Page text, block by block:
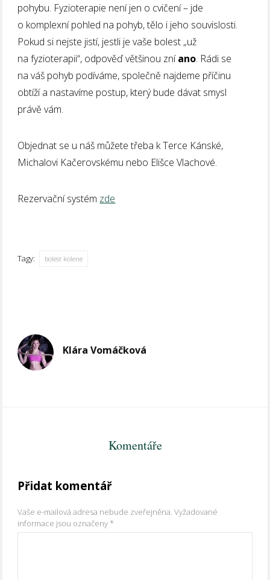
pohybu. Fyzioterapie není jen o cvičení – jde
o komplexní pohled na pohyb, tělo i jeho souvislosti.
Pokud si nejste jistí, jestli je vaše bolest „už
na fyzioterapii“, odpověď většinou zníano. Rádi se
na váš pohyb podíváme, společně najdeme příčinu
obtíží a nastavíme postup, který bude dávat smysl
právě vám.
Objednat se u náš můžete třeba k Terce Kánské,
Michalovi Kačerovskému nebo Elišce Vlachové.
Rezervační systém zde
Tagy: bolest kolene
Klára Vomáčková
Komentáře
Přidat komentář
Vaše e-mailová adresa nebude zveřejněna. Vyžadované
informace jsou označeny*